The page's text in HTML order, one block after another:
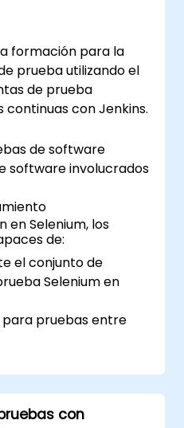
formación para la
prueba utilizando el
de prueba
continuas con Jenkins.
de software
software involucrados
en Selenium, los
de:
el conjunto de
Selenium en
para pruebas entre
utilizando Selenium
regresión con
con